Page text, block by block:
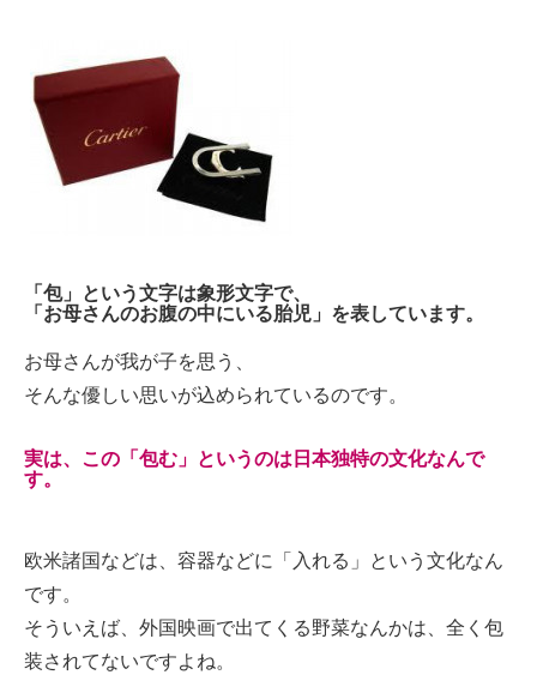
「包」という文字は象形文字で、
「お母さんのお腹の中にいる胎児」を表しています。
お母さんが我が子を思う、
そんな優しい思いが込められているのです。
実は、この「包む」というのは日本独特の文化なんで
す。
欧米諸国などは、容器などに「入れる」という文化なん
です。
そういえば、外国映画で出てくる野菜なんかは、全く包
装されてないですよね。